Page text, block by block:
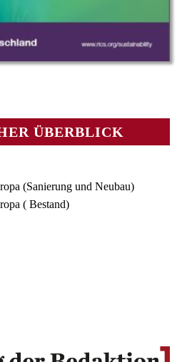
ÜBERBLICK
(Sanierung und Neubau)
( Bestand)